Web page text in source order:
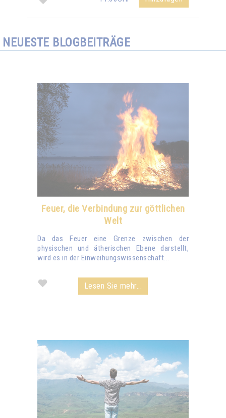
NEUESTE BLOGBEITRÄGE
Feuer, die Verbindung zur göttlichen
Welt
Da das Feuer eine Grenze zwischen der
physischen und ätherischen Ebene darstellt,
wird es in der Einweihungswissenschaft...
Lesen Sie mehr...